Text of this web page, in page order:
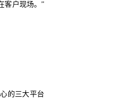
客户现场。”
的三大平台